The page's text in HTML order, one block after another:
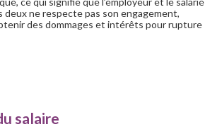
deux ne respecte pas son engagement,
des dommages et intérêts pour rupture
salaire